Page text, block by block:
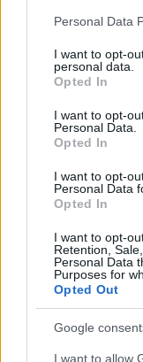
Please note that
not limited to your
grant or deny
use your data for
consent section.
Personal Data
I want to opt-
personal data.
Opted In
I want to opt-
Personal Data.
Opted In
I want to opt-
Personal Data
Opted In
I want to opt-
Retention,
Personal Data
Purposes for
Opted Out
Google
I want to allow
Έτσι, το L R D M
των παιδιών της,
Ντέιβιντ, 15
Στέλλα και
βίντεο, στο
τα έξι παιδιά
Ευχαριστιών,
ντυθεί όλοι με
ποιοτικό χρόνο